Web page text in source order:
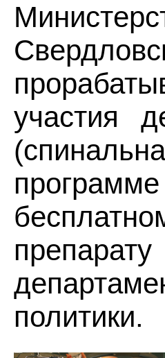
участия
политики.